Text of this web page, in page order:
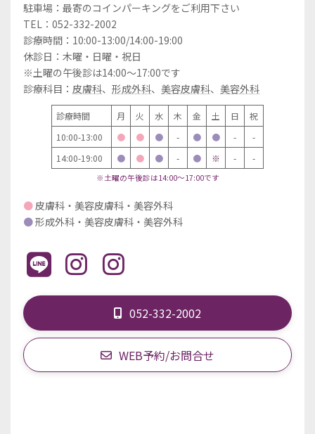
駐車場：最寄のコインパーキングをご利用下さい
TEL：052-332-2002
診療時間：10:00-13:00/14:00-19:00
休診日：木曜・日曜・祝日
※土曜の午後診は14:00～17:00です
診療科目： 皮膚科、 形成外科、 美容皮膚科、 美容外科
診療時間 月 火 水 木 金 土 日
祝
10:00-13:00
● ● ● - ● ● -
-
14:00-19:00
● ● ● - ● ※ - -
※土曜の午後診は14:00～17:00です
●皮膚科・美容皮膚科・美容外科
●形成外科・美容皮膚科・美容外科
052-332-2002
WEB予約/お問合せ